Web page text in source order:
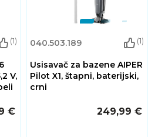
(1)
V,
€
040.503.189 (1)
Usisavač za bazene AIPER
Pilot X1, štapni, baterijski,
crni
249,99 €